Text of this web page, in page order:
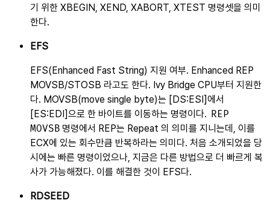
기 위한 XBEGIN, XEND, XABORT, XTEST 명령셋을 의미
한다.
EFS
EFS
지원 여부. Enhanced REP
MOVSB/STOSB 라고도 한다. Ivy Bridge CPU부터 지원한
다. MOVSB(move single byte)는 [DS:ESI]에서
[ES:EDI]으로 한 바이트를 이동하는 명령이다. REP
MOVSB 명령에서 REP는 Repeat 의 의미를 지니는데, 이를
ECX에 있는 회수만큼 반복하라는 의미다. 처음 소개되었을 당
시에는 빠른 명령이었으나, 지금은 다른 방법으로 더 빠르게 복
사가 가능해졌다. 이를 해결한 것이 EFS다.
RDSEED